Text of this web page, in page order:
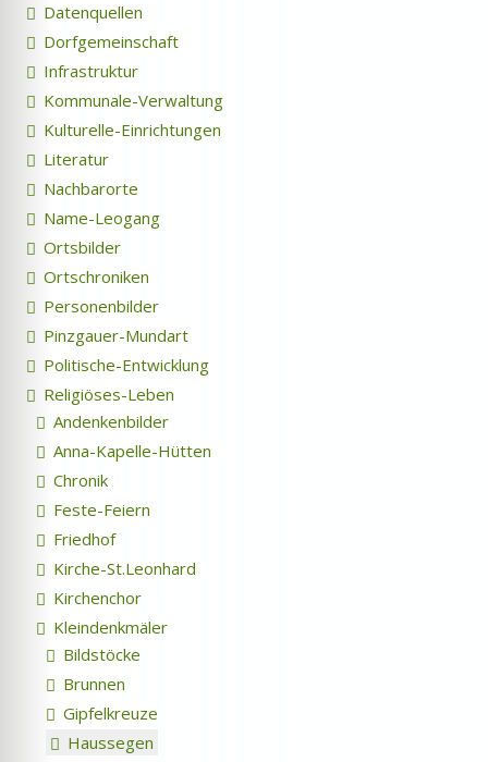
Datenquellen
Dorfgemeinschaft
Infrastruktur
Kommunale-Verwaltung
Kulturelle-Einrichtungen
Literatur
Nachbarorte
Name-Leogang
Ortsbilder
Ortschroniken
Personenbilder
Pinzgauer-Mundart
Politische-Entwicklung
Religiöses-Leben
Andenkenbilder
Anna-Kapelle-Hütten
Chronik
Feste-Feiern
Friedhof
Kirche-St.Leonhard
Kirchenchor
Kleindenkmäler
Bildstöcke
Brunnen
Gipfelkreuze
Haussegen